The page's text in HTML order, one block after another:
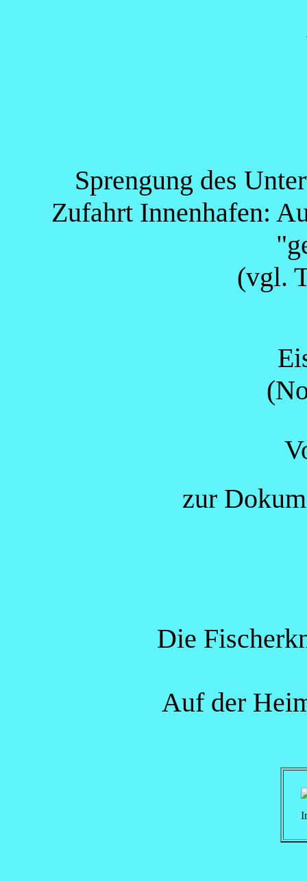
Sprengung des
Zufahrt Innenhafen:
(vgl.
zur
Die
Auf der